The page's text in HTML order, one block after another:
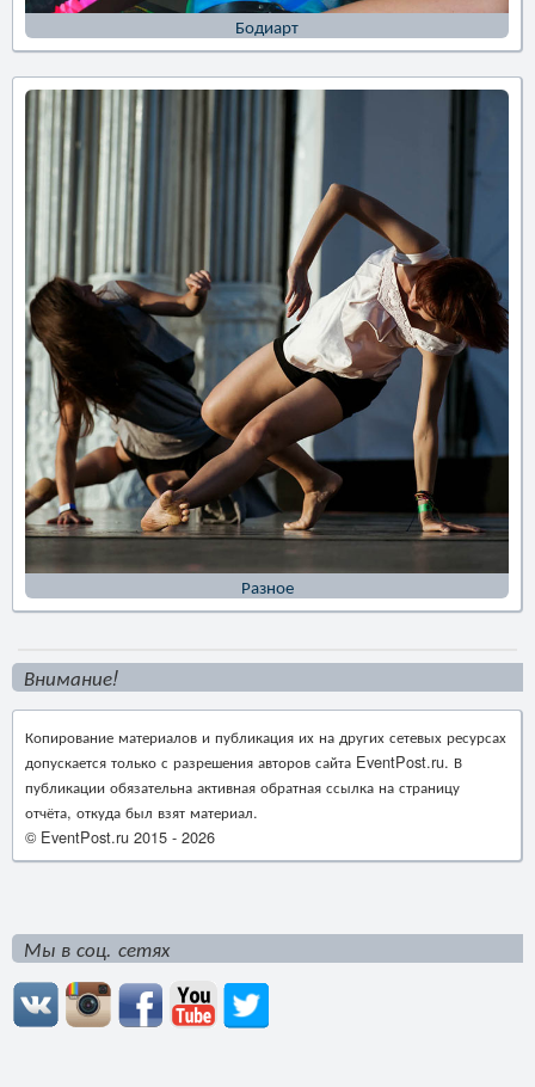
Бодиарт
Разное
Внимание!
Копирование материалов и публикация их на других сетевых ресурсах
допускается только с разрешения авторов сайта EventPost.ru. В
публикации обязательна активная обратная ссылка на страницу
отчёта, откуда был взят материал.
© EventPost.ru 2015 - 2026
Мы в соц. сетях